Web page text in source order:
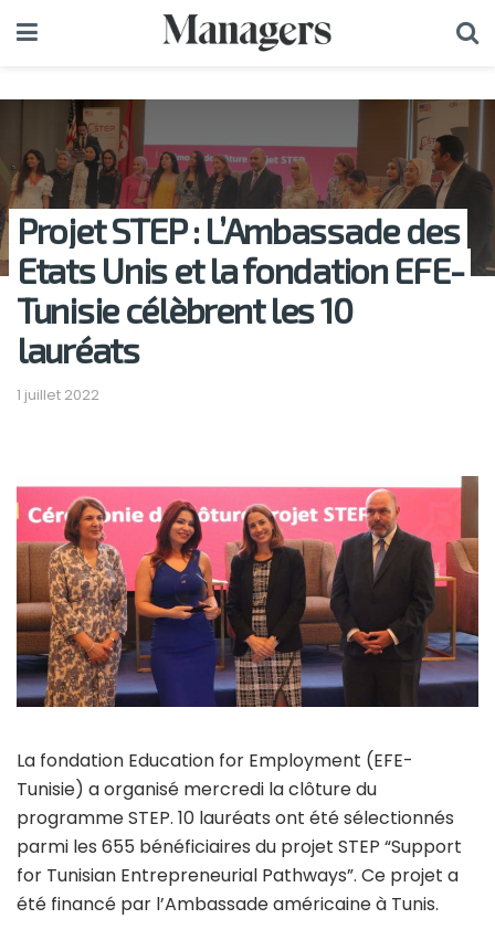
Projet STEP : L’Ambassade des
Etats Unis et la fondation EFE-
Tunisie célèbrent les 10
lauréats
1 juillet 2022
La fondation Education for Employment (EFE-
Tunisie) a organisé mercredi la clôture du
programme STEP. 10 lauréats ont été sélectionnés
parmi les 655 bénéficiaires du projet STEP “Support
for Tunisian Entrepreneurial Pathways”. Ce projet a
été financé par l’Ambassade américaine à Tunis.